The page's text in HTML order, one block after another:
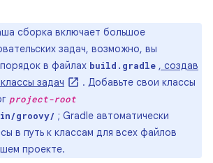
сборка включает большое
задач, возможно, вы
в файлах build.gradle , создав
задач
. Добавьте свои классы
project-root
groovy/ ; Gradle автоматически
в путь к классам для всех файлов
проекте.